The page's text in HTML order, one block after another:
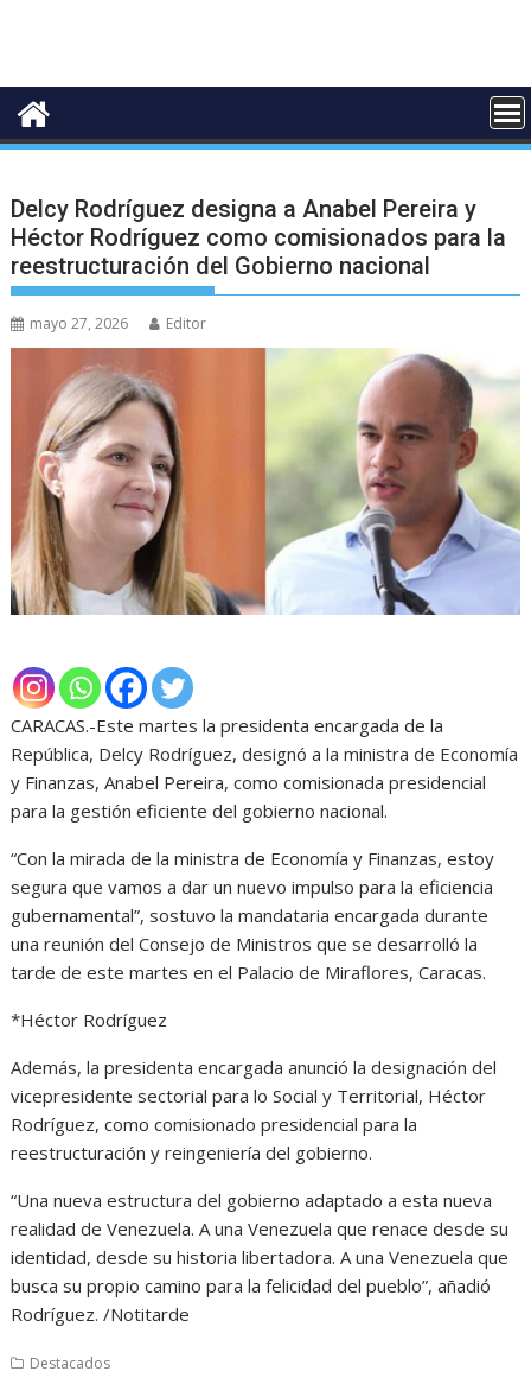
Delcy Rodríguez designa a Anabel Pereira y
Héctor Rodríguez como comisionados para la
reestructuración del Gobierno nacional
mayo 27, 2026 Editor
CARACAS.-Este martes la presidenta encargada de la
República, Delcy Rodríguez, designó a la ministra de Economía
y Finanzas, Anabel Pereira, como comisionada presidencial
para la gestión eficiente del gobierno nacional.
“Con la mirada de la ministra de Economía y Finanzas, estoy
segura que vamos a dar un nuevo impulso para la eficiencia
gubernamental”, sostuvo la mandataria encargada durante
una reunión del Consejo de Ministros que se desarrolló la
tarde de este martes en el Palacio de Miraflores, Caracas.
*Héctor Rodríguez
Además, la presidenta encargada anunció la designación del
vicepresidente sectorial para lo Social y Territorial, Héctor
Rodríguez, como comisionado presidencial para la
reestructuración y reingeniería del gobierno.
“Una nueva estructura del gobierno adaptado a esta nueva
realidad de Venezuela. A una Venezuela que renace desde su
identidad, desde su historia libertadora. A una Venezuela que
busca su propio camino para la felicidad del pueblo”, añadió
Rodríguez. /Notitarde
Destacados